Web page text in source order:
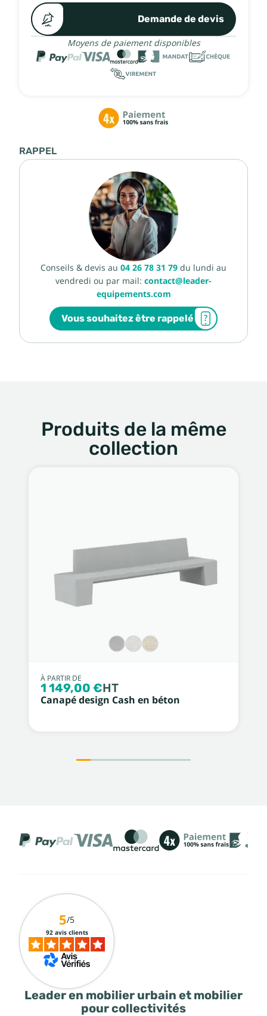
Demande de devis
Moyens de paiement disponibles
RAPPEL
Conseils & devis au 04 26 78 31 79 du lundi au
vendredi ou par mail: contact@leader-
equipements.com
Vous souhaitez être rappelé
Produits de la même
collection
À PARTIR DE
1 149,00 €HT
Canapé design Cash en béton
Leader en mobilier urbain et mobilier
pour collectivités
5/5
92 avis clients